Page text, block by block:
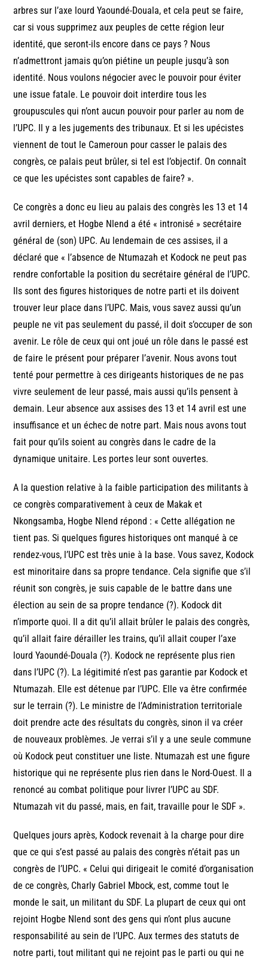
arbres sur l’axe lourd Yaoundé-Douala, et cela peut se faire,
car si vous supprimez aux peuples de cette région leur
identité, que seront-ils encore dans ce pays ? Nous
n’admettront jamais qu’on piétine un peuple jusqu’à son
identité. Nous voulons négocier avec le pouvoir pour éviter
une issue fatale. Le pouvoir doit interdire tous les
groupuscules qui n’ont aucun pouvoir pour parler au nom de
l’UPC. Il y a les jugements des tribunaux. Et si les upécistes
viennent de tout le Cameroun pour casser le palais des
congrès, ce palais peut brûler, si tel est l’objectif. On connaît
ce que les upécistes sont capables de faire? ».
Ce congrès a donc eu lieu au palais des congrès les 13 et 14
avril derniers, et Hogbe Nlend a été « intronisé » secrétaire
général de (son) UPC. Au lendemain de ces assises, il a
déclaré que « l’absence de Ntumazah et Kodock ne peut pas
rendre confortable la position du secrétaire général de l’UPC.
Ils sont des figures historiques de notre parti et ils doivent
trouver leur place dans l’UPC. Mais, vous savez aussi qu’un
peuple ne vit pas seulement du passé, il doit s’occuper de son
avenir. Le rôle de ceux qui ont joué un rôle dans le passé est
de faire le présent pour préparer l’avenir. Nous avons tout
tenté pour permettre à ces dirigeants historiques de ne pas
vivre seulement de leur passé, mais aussi qu’ils pensent à
demain. Leur absence aux assises des 13 et 14 avril est une
insuffisance et un échec de notre part. Mais nous avons tout
fait pour qu’ils soient au congrès dans le cadre de la
dynamique unitaire. Les portes leur sont ouvertes.
A la question relative à la faible participation des militants à
ce congrès comparativement à ceux de Makak et
Nkongsamba, Hogbe Nlend répond : « Cette allégation ne
tient pas. Si quelques figures historiques ont manqué à ce
rendez-vous, l’UPC est très unie à la base. Vous savez, Kodock
est minoritaire dans sa propre tendance. Cela signifie que s’il
réunit son congrès, je suis capable de le battre dans une
élection au sein de sa propre tendance (?). Kodock dit
n’importe quoi. Il a dit qu’il allait brûler le palais des congrès,
qu’il allait faire dérailler les trains, qu’il allait couper l’axe
lourd Yaoundé-Douala (?). Kodock ne représente plus rien
dans l’UPC (?). La légitimité n’est pas garantie par Kodock et
Ntumazah. Elle est détenue par l’UPC. Elle va être confirmée
sur le terrain (?). Le ministre de l’Administration territoriale
doit prendre acte des résultats du congrès, sinon il va créer
de nouveaux problèmes. Je verrai s’il y a une seule commune
où Kodock peut constituer une liste. Ntumazah est une figure
historique qui ne représente plus rien dans le Nord-Ouest. Il a
renoncé au combat politique pour livrer l’UPC au SDF.
Ntumazah vit du passé, mais, en fait, travaille pour le SDF ».
Quelques jours après, Kodock revenait à la charge pour dire
que ce qui s’est passé au palais des congrès n’était pas un
congrès de l’UPC. « Celui qui dirigeait le comité d’organisation
de ce congrès, Charly Gabriel Mbock, est, comme tout le
monde le sait, un militant du SDF. La plupart de ceux qui ont
rejoint Hogbe Nlend sont des gens qui n’ont plus aucune
responsabilité au sein de l’UPC. Aux termes des statuts de
notre parti, tout militant qui ne rejoint pas le parti ou qui ne